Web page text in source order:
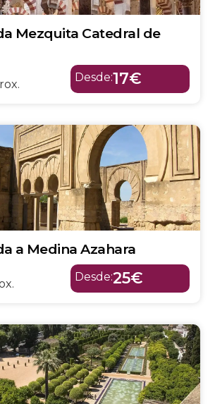
Mezquita Catedral de
Desde:17€
a Medina Azahara
Desde:25€